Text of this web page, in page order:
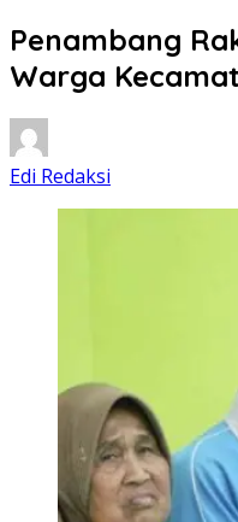
Penambang
Warga
Edi Redaksi